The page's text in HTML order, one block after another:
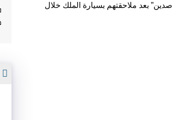
بعد ملاحقتهم بسيارة الملك خلال